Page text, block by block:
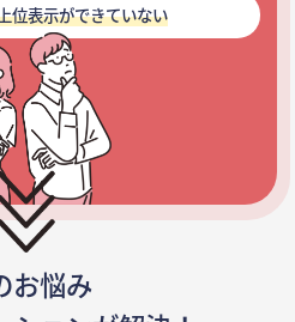
位表示ができていない
お悩み